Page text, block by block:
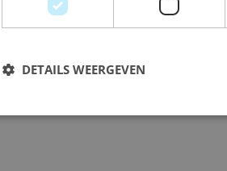
DETAILS WEERGEVEN